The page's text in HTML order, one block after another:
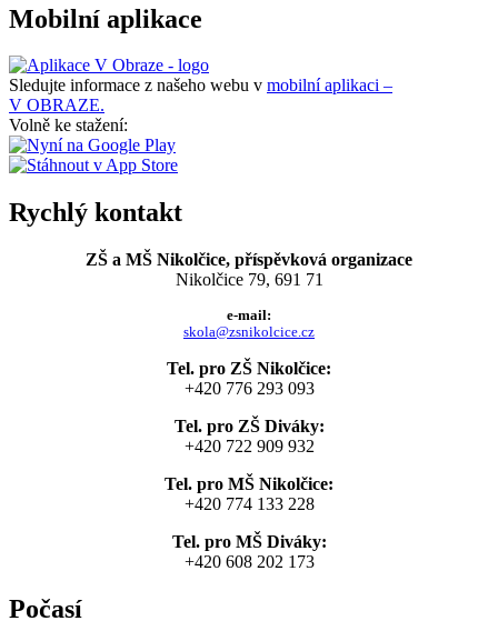
Mobilní aplikace
Sledujte informace z našeho webu v mobilní aplikaci –
V OBRAZE.
Volně ke stažení:
Rychlý kontakt
ZŠ a MŠ Nikolčice, příspěvková organizace
Nikolčice 79, 691 71
e-mail:
skola@zsnikolcice.cz
Tel. pro ZŠ Nikolčice:
+420 776 293 093
Tel. pro ZŠ Diváky:
+420 722 909 932
Tel. pro MŠ Nikolčice:
+420 774 133 228
Tel. pro MŠ Diváky:
+420 608 202 173
Počasí